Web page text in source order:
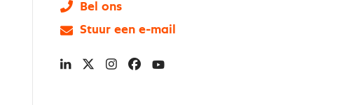
Bel ons
Stuur een e-mail
LinkedIn
X Instagram
Facebook
YouTube